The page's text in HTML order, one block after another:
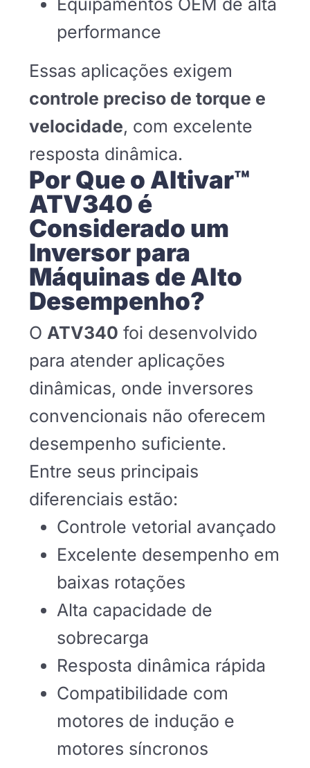
Equipamentos OEM de alta
performance
Essas aplicações exigem
controle preciso de torque e
velocidade, com excelente
resposta dinâmica.
Por Que o Altivar™
ATV340 é
Considerado um
Inversor para
Máquinas de Alto
Desempenho?
OATV340 foi desenvolvido
para atender aplicações
dinâmicas, onde inversores
convencionais não oferecem
desempenho suficiente.
Entre seus principais
diferenciais estão:
Controle vetorial avançado
Excelente desempenho em
baixas rotações
Alta capacidade de
sobrecarga
Resposta dinâmica rápida
Compatibilidade com
motores de indução e
motores síncronos